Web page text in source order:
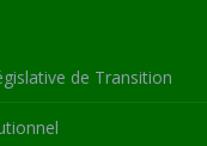
opens
in
new
de Transition